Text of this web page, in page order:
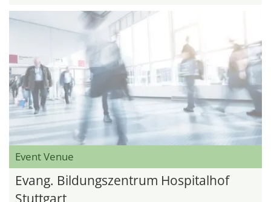
Event Venue
Evang. Bildungszentrum Hospitalhof
Stuttgart